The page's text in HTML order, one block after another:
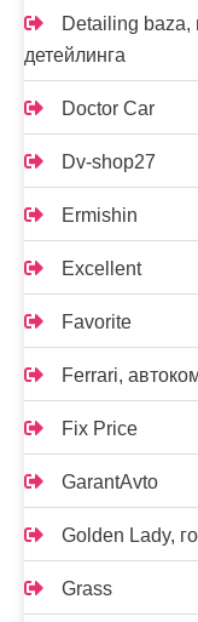
Detailing baza,
детейлинга
Doctor Car
Dv-shop27
Ermishin
Excellent
Favorite
Ferrari,
Fix Price
GarantAvto
Golden Lady,
Grass